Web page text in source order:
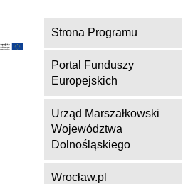
Strona Programu
Portal Funduszy
Europejskich
Urząd Marszałkowski
Województwa
Dolnośląskiego
Wrocław.pl